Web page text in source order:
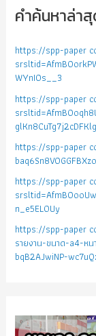
คำค้นหาล่า
https://spp-paper
WYnIOs__3
https://spp-paper
https://spp-paper
https://spp-paper
n_e5EL0Uy
https://spp-paper
รายงาน-ขนาด-a4-ห
bqB2AJwiNP-